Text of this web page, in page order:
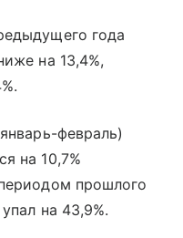
года
на 13,4%,
февраль)
на 10,7%
прошлого
на 43,9%.